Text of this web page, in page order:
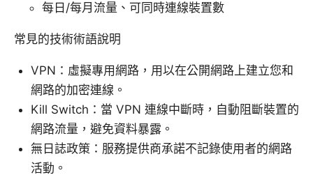
每日/每月流量、可同時連線裝置數
常見的技術術語說明
VPN：虛擬專用網路，用以在公開網路上建立您和
網路的加密連線。
Kill Switch：當 VPN 連線中斷時，自動阻斷裝置的
網路流量，避免資料暴露。
無日誌政策：服務提供商承諾不記錄使用者的網路
活動。